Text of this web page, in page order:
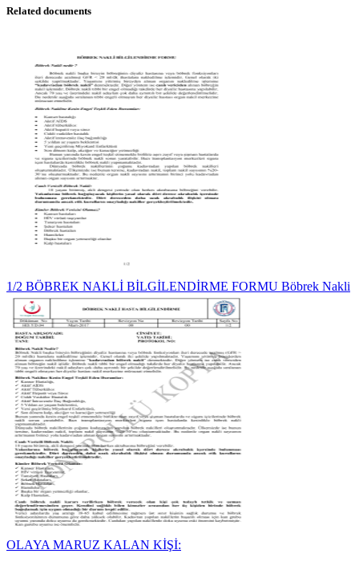
Related documents
1/2 BÖBREK NAKLİ BİLGİLENDİRME FORMU Böbrek Nakli
OLAYA MARUZ KALAN KİŞİ: